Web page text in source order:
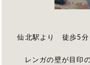
仙北駅より 徒歩5分
レンガの壁が目印